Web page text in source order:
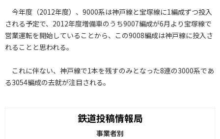
今年度（2012年度）、9000系は神戸線と宝塚線に1編成ずつ投入
される予定で、2012年度増備車のうち9007編成が6月より宝塚線で
営業運転を開始していることから、この9008編成は神戸線に投入さ
れることと思われる。
これに伴ない、神戸線で1本を残すのみとなった8連の3000系であ
る3054編成の去就が注目される。
鉄道投稿情報局
事業者別